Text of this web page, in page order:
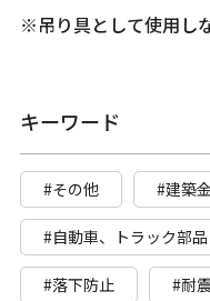
※吊り具として使用し
キーワード
#その他 #建築
#自動車、トラック部品
#落下防止 #耐